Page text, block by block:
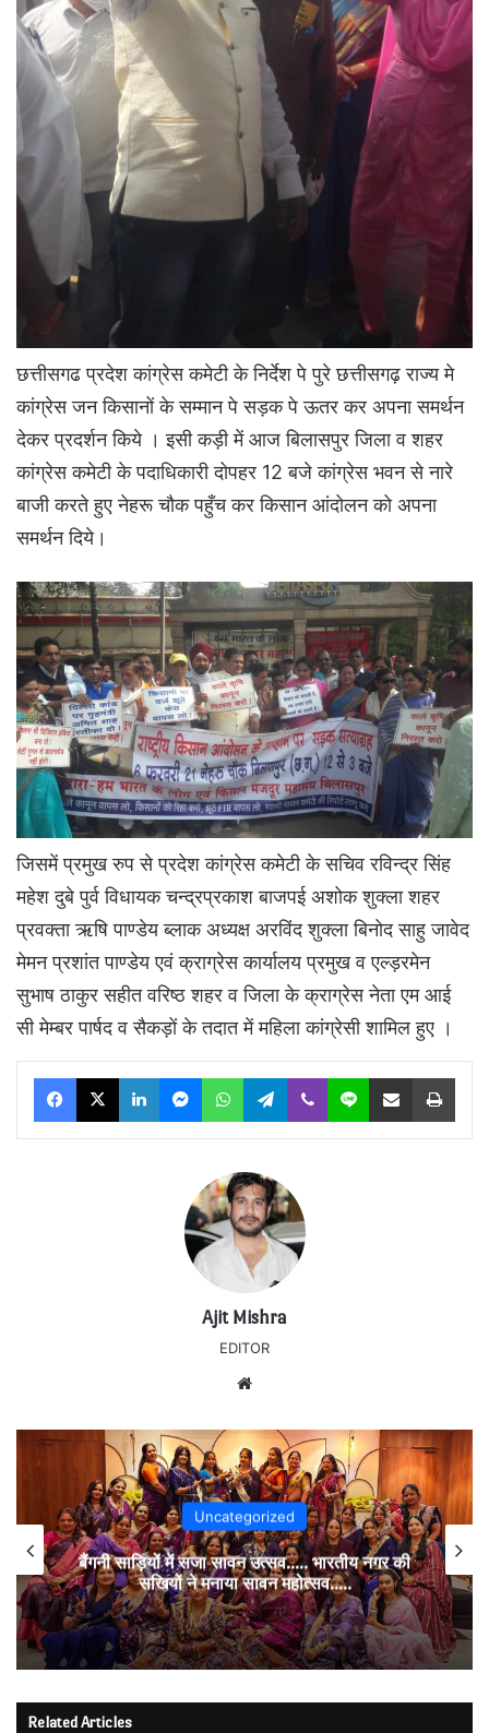
छत्तीसगढ प्रदेश कांग्रेस कमेटी के निर्देश पे पुरे छत्तीसगढ़ राज्य मे
कांग्रेस जन किसानों के सम्मान पे सड़क पे ऊतर कर अपना समर्थन
देकर प्रदर्शन किये । इसी कड़ी में आज बिलासपुर जिला व शहर
कांग्रेस कमेटी के पदाधिकारी दोपहर 12 बजे कांग्रेस भवन से नारे
बाजी करते हुए नेहरू चौक पहुँच कर किसान आंदोलन को अपना
समर्थन दिये।
जिसमें प्रमुख रुप से प्रदेश कांग्रेस कमेटी के सचिव रविन्द्र सिंह
महेश दुबे पुर्व विधायक चन्द्रप्रकाश बाजपई अशोक शुक्ला शहर
प्रवक्ता ऋषि पाण्डेय ब्लाक अध्यक्ष अरविंद शुक्ला बिनोद साहु जावेद
मेमन प्रशांत पाण्डेय एवं क्राग्रेस कार्यालय प्रमुख व एल्ड़रमेन
सुभाष ठाकुर सहीत वरिष्ठ शहर व जिला के क्राग्रेस नेता एम आई
सी मेम्बर पार्षद व सैकड़ों के तदात में महिला कांग्रेसी शामिल हुए ।
Facebook
X LinkedInMessengerWhatsAppTelegram
Viber Line Share via Email Print
Ajit Mishra
EDITOR
Uncategorized
बैंगनी साड़ियों में सजा सावन उत्सव….. भारतीय नगर की
सखियों ने मनाया सावन महोत्सव…..
Related Articles